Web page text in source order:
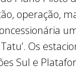
operação,
Os
Sul e